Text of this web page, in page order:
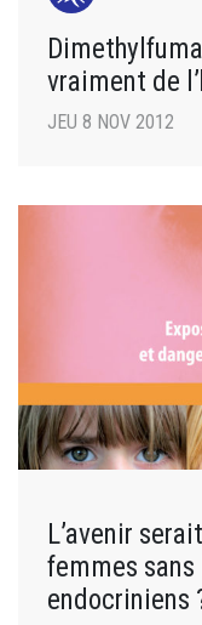
vraiment de
JEU 8 NOV 2012
L’avenir
femmes
endocriniens